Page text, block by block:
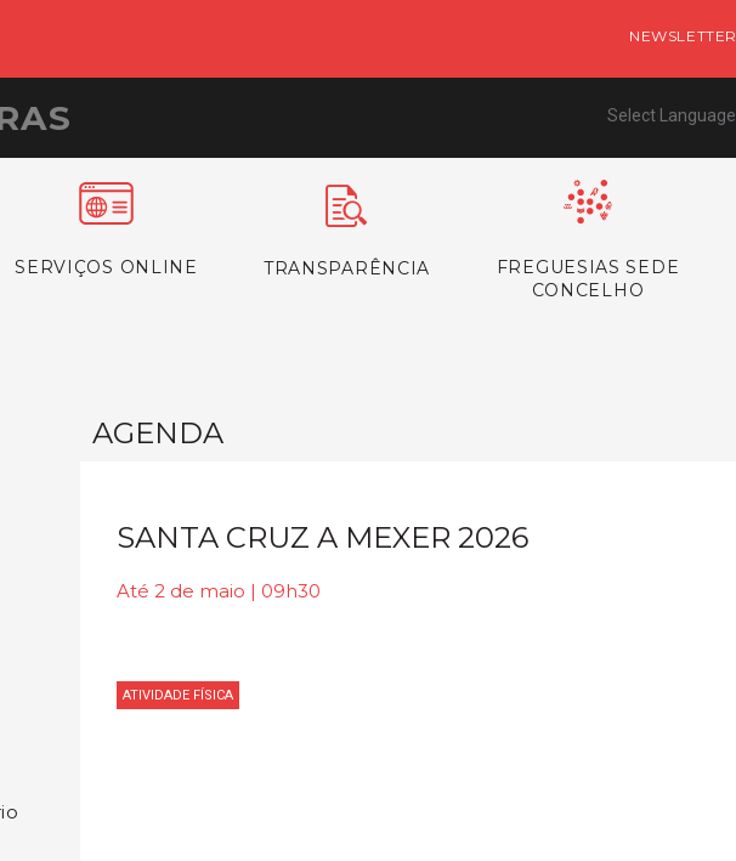
NEWSLETTER
Select Language
SERVIÇOS ONLINE TRANSPARÊNCIA
FREGUESIAS SEDE
CONCELHO
AGENDA
SANTA CRUZ A MEXER 2026
Até 2 de maio | 09h30
ATIVIDADE FÍSICA